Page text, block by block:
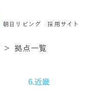
​朝日リビング 採用サイト
＞ 拠点一覧
6.近畿